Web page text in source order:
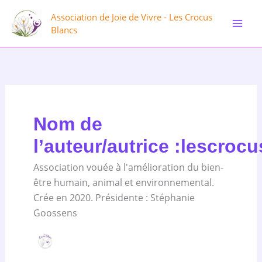
contenu
Association de Joie de Vivre - Les Crocus
Blancs
Nom de
l’auteur/autrice
Association vouée à l'amélioration du bien-
être humain, animal et environnemental.
Crée en 2020. Présidente : Stéphanie
Goossens